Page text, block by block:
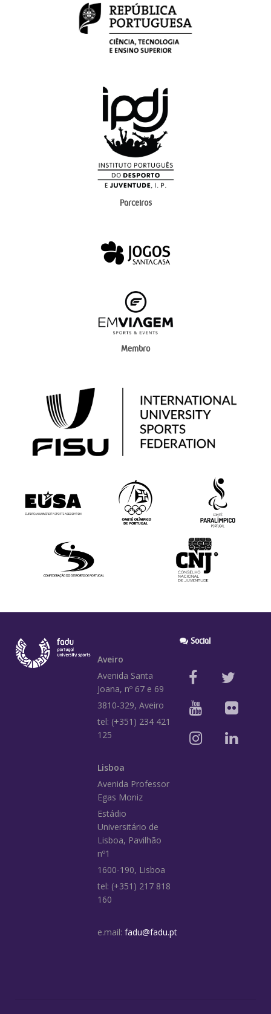
Parceiros
Membro
Aveiro
Avenida Santa
Joana, nº 67 e 69
3810-329, Aveiro
tel: (+351) 234 421
125
Lisboa
Avenida Professor
Egas Moniz
Estádio
Universitário de
Lisboa, Pavilhão
nº1
1600-190, Lisboa
tel: (+351) 217 818
160
e.mail: fadu@fadu.pt
Social